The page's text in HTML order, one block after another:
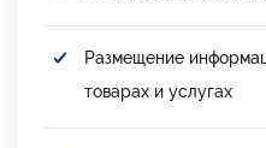
Размещение
товарах и услугах